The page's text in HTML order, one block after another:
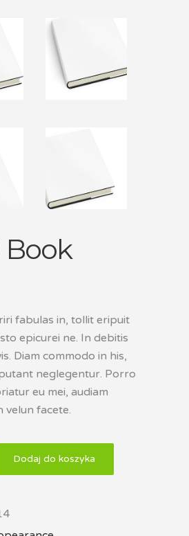
Book
fabulas in, tollit eripuit
epicurei ne. In debitis
Diam commodo in his,
neglegentur. Porro
eu mei, audiam
velun facete.
Dodaj do koszyka